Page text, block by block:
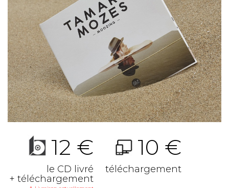
12 €
le CD livré
+ téléchargement
10 €
téléchargement